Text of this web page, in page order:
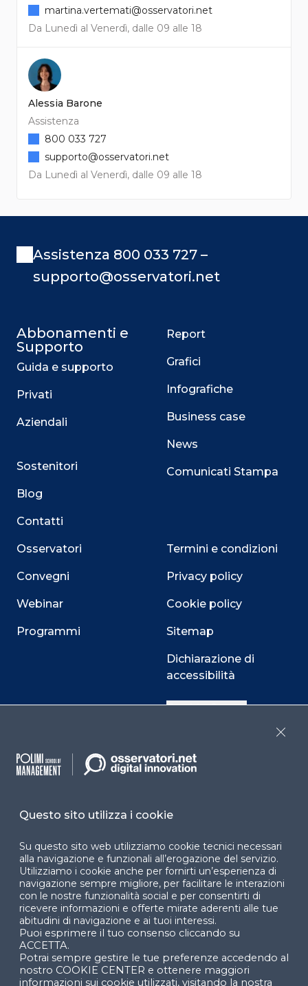
Da Lunedì al Venerdì, dalle 09 alle 18
martina.vertemati@osservatori.net
Alessia Barone
Assistenza
Da Lunedì al Venerdì, dalle 09 alle 18
800 033 727
supporto@osservatori.net
Assistenza 800 033 727 –
supporto@osservatori.net
Abbonamenti e
Supporto
Guida e supporto
Privati
Aziendali
Sostenitori
Blog
Contatti
Osservatori
Convegni
Webinar
Programmi
Report
Grafici
Infografiche
Business case
News
Comunicati Stampa
Termini e condizioni
Privacy policy
Cookie policy
Sitemap
Dichiarazione di
accessibilità
Cookie Center
Facebook LinkedIn
© 2024 Copyright © Politecnico di Milano Dipartimento
di Ingegneria Gestionale
Questo sito utilizza i cookie
Su questo sito web utilizziamo cookie tecnici necessari
alla navigazione e funzionali all’erogazione del servizio.
Utilizziamo i cookie anche per fornirti un’esperienza di
navigazione sempre migliore, per facilitare le interazioni
con le nostre funzionalità social e per consentirti di
ricevere informazioni e offerte mirate aderenti alle tue
abitudini di navigazione e ai tuoi interessi.
Puoi esprimere il tuo consenso cliccando su
ACCETTA.
Potrai sempre gestire le tue preferenze accedendo al
nostro COOKIE CENTER e ottenere maggiori
informazioni sui cookie utilizzati, visitando la nostra